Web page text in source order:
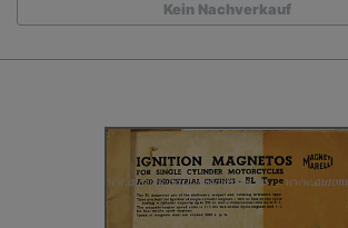
Kein Nachverkauf